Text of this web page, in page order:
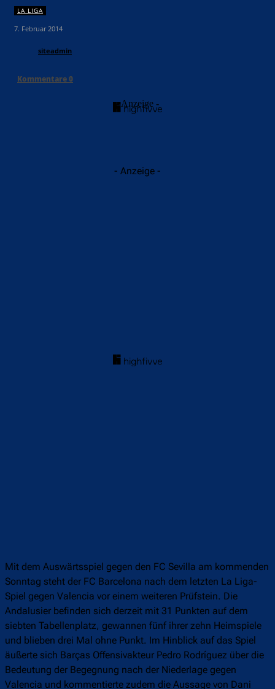
LA LIGA
7. Februar 2014
siteadmin
Kommentare0
- Anzeige -
- Anzeige -
Mit dem Auswärtsspiel gegen den FC Sevilla am kommenden
Sonntag steht der FC Barcelona nach dem letzten La Liga-
Spiel gegen Valencia vor einem weiteren Prüfstein. Die
Andalusier befinden sich derzeit mit 31 Punkten auf dem
siebten Tabellenplatz, gewannen fünf ihrer zehn Heimspiele
und blieben drei Mal ohne Punkt. Im Hinblick auf das Spiel
äußerte sich Barças Offensivakteur Pedro Rodríguez über die
Bedeutung der Begegnung nach der Niederlage gegen
Valencia und kommentierte zudem die Aussage von Dani